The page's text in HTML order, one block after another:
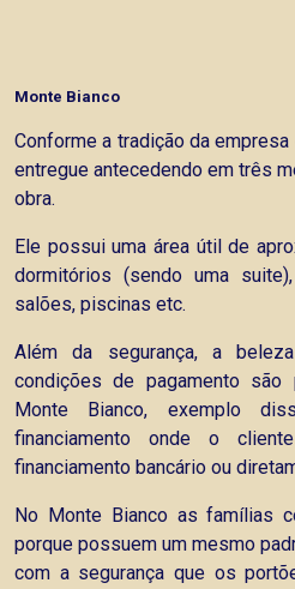
Monte Bianco
Conforme a tradição da
entregue antecedendo em três
obra.
Ele possui uma área útil de
dormitórios (sendo uma
salões, piscinas etc.
Além da segurança, a
condições de pagamento
Monte Bianco, exemplo
financiamento onde o
financiamento bancário ou
No Monte Bianco as famílias
porque possuem um mesmo
com a segurança que os